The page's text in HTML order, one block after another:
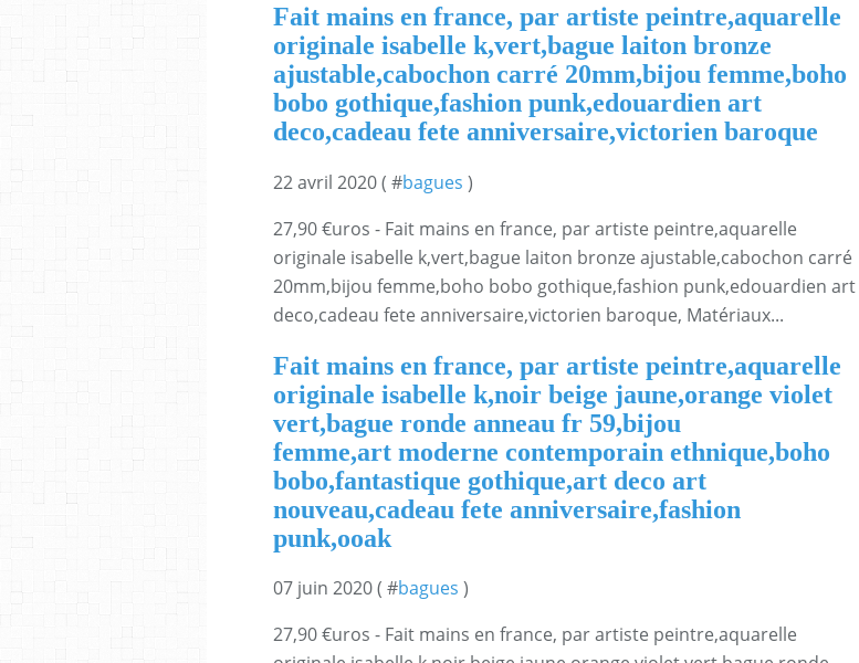
Fait mains en france, par artiste peintre,aquarelle
originale isabelle k,vert,bague laiton bronze
ajustable,cabochon carré 20mm,bijou femme,boho
bobo gothique,fashion punk,edouardien art
deco,cadeau fete anniversaire,victorien baroque
22 avril 2020 ( #bagues )
27,90 €uros - Fait mains en france, par artiste peintre,aquarelle
originale isabelle k,vert,bague laiton bronze ajustable,cabochon carré
20mm,bijou femme,boho bobo gothique,fashion punk,edouardien art
deco,cadeau fete anniversaire,victorien baroque, Matériaux...
Fait mains en france, par artiste peintre,aquarelle
originale isabelle k,noir beige jaune,orange violet
vert,bague ronde anneau fr 59,bijou
femme,art moderne contemporain ethnique,boho
bobo,fantastique gothique,art deco art
nouveau,cadeau fete anniversaire,fashion
punk,ooak
07 juin 2020 ( #bagues )
27,90 €uros - Fait mains en france, par artiste peintre,aquarelle